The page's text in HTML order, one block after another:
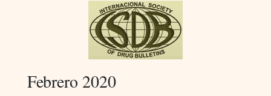
Febrero 2020